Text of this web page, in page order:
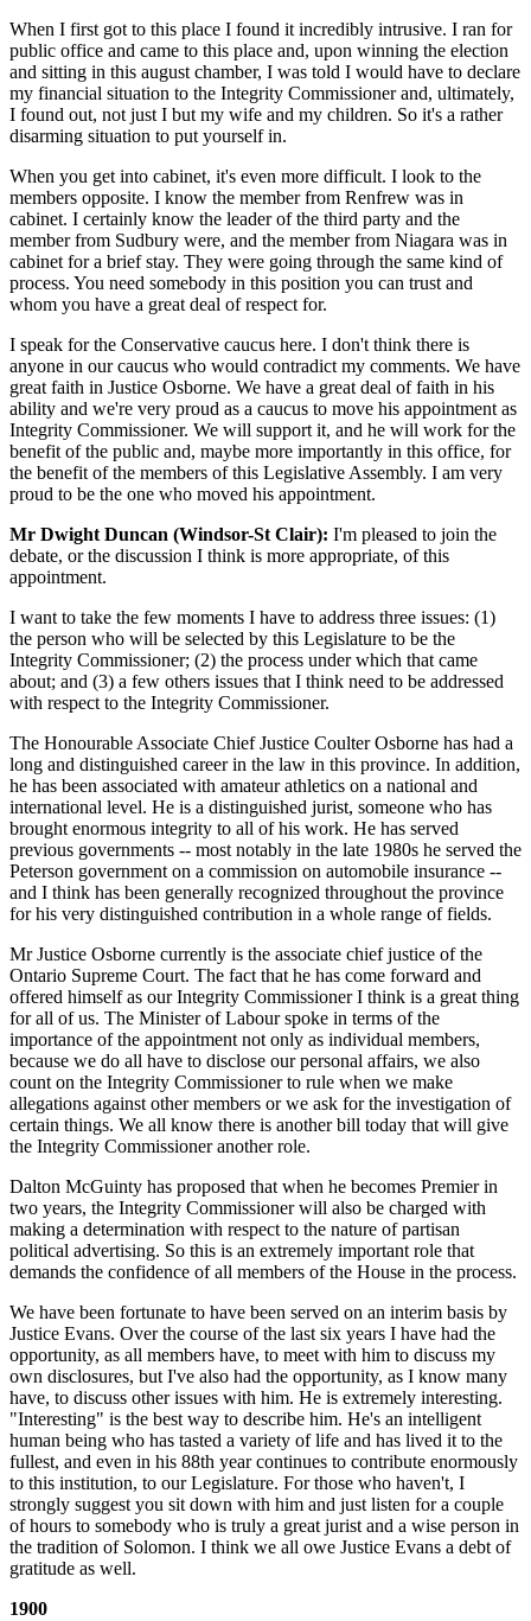
When I first got to this place I found it incredibly intrusive. I ran for
public office and came to this place and, upon winning the election
and sitting in this august chamber, I was told I would have to declare
my financial situation to the Integrity Commissioner and, ultimately,
I found out, not just I but my wife and my children. So it's a rather
disarming situation to put yourself in.
When you get into cabinet, it's even more difficult. I look to the
members opposite. I know the member from Renfrew was in
cabinet. I certainly know the leader of the third party and the
member from Sudbury were, and the member from Niagara was in
cabinet for a brief stay. They were going through the same kind of
process. You need somebody in this position you can trust and
whom you have a great deal of respect for.
I speak for the Conservative caucus here. I don't think there is
anyone in our caucus who would contradict my comments. We have
great faith in Justice Osborne. We have a great deal of faith in his
ability and we're very proud as a caucus to move his appointment as
Integrity Commissioner. We will support it, and he will work for the
benefit of the public and, maybe more importantly in this office, for
the benefit of the members of this Legislative Assembly. I am very
proud to be the one who moved his appointment.
Mr Dwight Duncan (Windsor-St Clair): I'm pleased to join the
debate, or the discussion I think is more appropriate, of this
appointment.
I want to take the few moments I have to address three issues: (1)
the person who will be selected by this Legislature to be the
Integrity Commissioner; (2) the process under which that came
about; and (3) a few others issues that I think need to be addressed
with respect to the Integrity Commissioner.
The Honourable Associate Chief Justice Coulter Osborne has had a
long and distinguished career in the law in this province. In addition,
he has been associated with amateur athletics on a national and
international level. He is a distinguished jurist, someone who has
brought enormous integrity to all of his work. He has served
previous governments -- most notably in the late 1980s he served the
Peterson government on a commission on automobile insurance --
and I think has been generally recognized throughout the province
for his very distinguished contribution in a whole range of fields.
Mr Justice Osborne currently is the associate chief justice of the
Ontario Supreme Court. The fact that he has come forward and
offered himself as our Integrity Commissioner I think is a great thing
for all of us. The Minister of Labour spoke in terms of the
importance of the appointment not only as individual members,
because we do all have to disclose our personal affairs, we also
count on the Integrity Commissioner to rule when we make
allegations against other members or we ask for the investigation of
certain things. We all know there is another bill today that will give
the Integrity Commissioner another role.
Dalton McGuinty has proposed that when he becomes Premier in
two years, the Integrity Commissioner will also be charged with
making a determination with respect to the nature of partisan
political advertising. So this is an extremely important role that
demands the confidence of all members of the House in the process.
We have been fortunate to have been served on an interim basis by
Justice Evans. Over the course of the last six years I have had the
opportunity, as all members have, to meet with him to discuss my
own disclosures, but I've also had the opportunity, as I know many
have, to discuss other issues with him. He is extremely interesting.
"Interesting" is the best way to describe him. He's an intelligent
human being who has tasted a variety of life and has lived it to the
fullest, and even in his 88th year continues to contribute enormously
to this institution, to our Legislature. For those who haven't, I
strongly suggest you sit down with him and just listen for a couple
of hours to somebody who is truly a great jurist and a wise person in
the tradition of Solomon. I think we all owe Justice Evans a debt of
gratitude as well.
1900